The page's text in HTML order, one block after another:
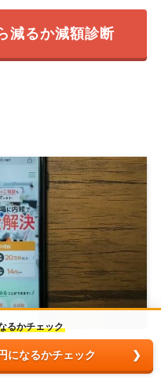
減るか減額診断
杉並区に本店を置
るかチェック
になるかチェック